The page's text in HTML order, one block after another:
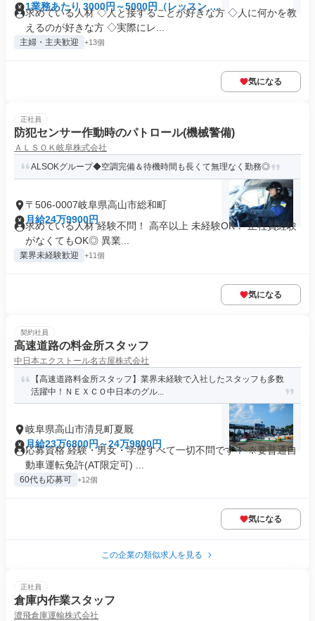
1業務あたり 3000円～5000円（レッスン 60
分）
求めている人材 ◇人と接することが好きな方 ◇人に何かを教
えるのが好きな方 ◇実際にレ...
主婦・主夫歓迎 +13個
気になる
正社員
防犯センサー作動時のパトロール(機械警備)
ＡＬＳＯＫ岐阜株式会社
ALSOKグループ◆空調完備＆待機時間も長くて無理なく勤務◎
〒506-0007岐阜県高山市総和町
月給24万9900円
求めている人材 経験不問！ 高卒以上 未経験OK！ 正社員経験
がなくてもOK◎ 異業...
業界未経験歓迎 +11個
気になる
契約社員
高速道路の料金所スタッフ
中日本エクストール名古屋株式会社
【高速道路料金所スタッフ】業界未経験で入社したスタッフも多数
活躍中！ＮＥＸＣＯ中日本のグル...
岐阜県高山市清見町夏厩
月給23万6800円～24万9800円
応募資格 経験・男女・学歴すべて一切不問です！ ※要普通自
動車運転免許(AT限定可) ...
60代も応募可 +12個
気になる
この企業の類似求人を見る
正社員
倉庫内作業スタッフ
濃飛倉庫運輸株式会社